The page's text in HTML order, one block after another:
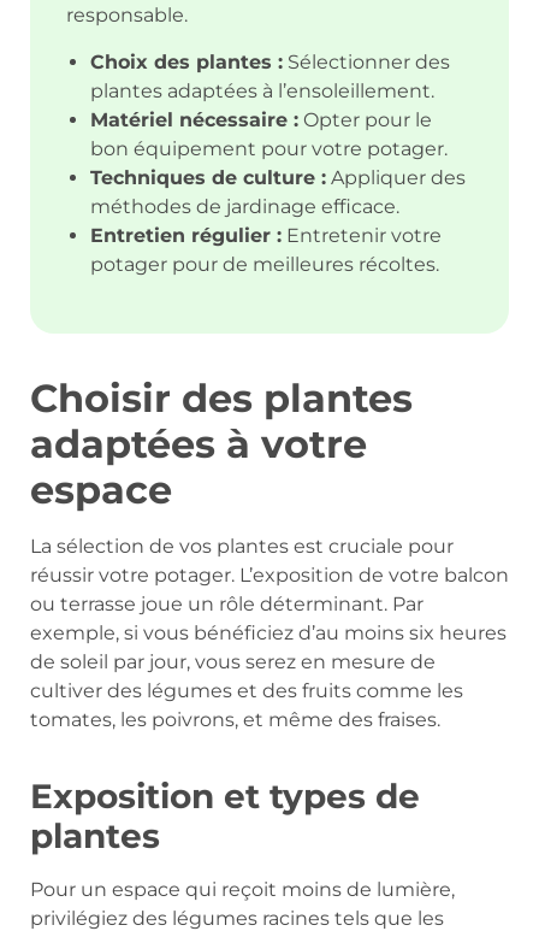
responsable.
Choix des plantes : Sélectionner des
plantes adaptées à l’ensoleillement.
Matériel nécessaire : Opter pour le
bon équipement pour votre potager.
Techniques de culture : Appliquer des
méthodes de jardinage efficace.
Entretien régulier : Entretenir votre
potager pour de meilleures récoltes.
Choisir des plantes
adaptées à votre
espace
La sélection de vos plantes est cruciale pour
réussir votre potager. L’exposition de votre balcon
ou terrasse joue un rôle déterminant. Par
exemple, si vous bénéficiez d’au moins six heures
de soleil par jour, vous serez en mesure de
cultiver des légumes et des fruits comme les
tomates, les poivrons, et même des fraises.
Exposition et types de
plantes
Pour un espace qui reçoit moins de lumière,
privilégiez des légumes racines tels que les